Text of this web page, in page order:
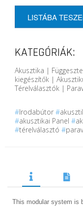
LISTÁBA
KATEGÓRIÁK:
Akusztika |
kiegészítők |
Térelválasztók |
#Irodabútor #
#akusztikai Panel #
#térelválasztó #
This modular system is